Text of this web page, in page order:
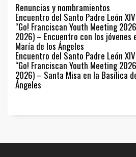
Renuncias y nombramientos
Encuentro del Santo Padre León
“Go! Franciscan Youth Meeting
2026) – Encuentro con los jóvenes
María de los Ángeles
Encuentro del Santo Padre León
“Go! Franciscan Youth Meeting
2026) – Santa Misa en la Basílica
Ángeles